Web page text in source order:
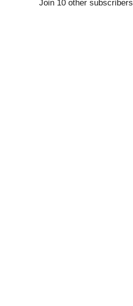
Join 10 other subscribers